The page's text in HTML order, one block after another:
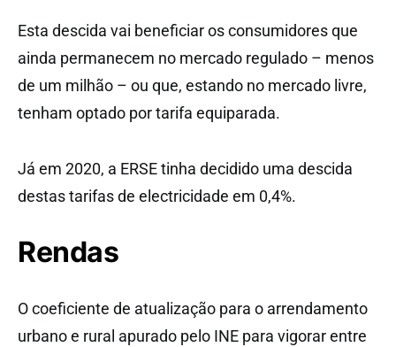
Esta descida vai beneficiar os consumidores que
ainda permanecem no mercado regulado – menos
de um milhão – ou que, estando no mercado livre,
tenham optado por tarifa equiparada.
Já em 2020, a ERSE tinha decidido uma descida
destas tarifas de electricidade em 0,4%.
Rendas
O coeficiente de atualização para o arrendamento
urbano e rural apurado pelo INE para vigorar entre